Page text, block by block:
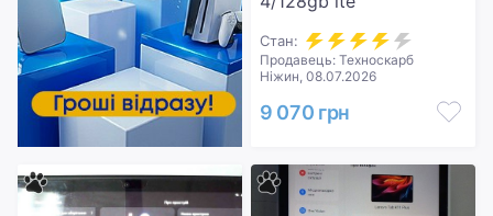
Стан:
Продавець: Техноскарб
Ніжин, 08.07.2026
9 070 грн